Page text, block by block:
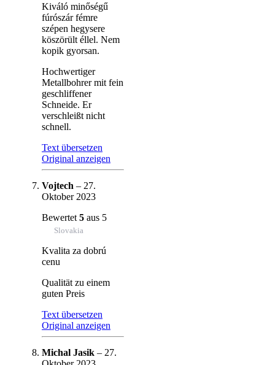
Kiváló minőségű
fúrószár fémre
szépen hegysere
köszörült éllel. Nem
kopik gyorsan.
Hochwertiger
Metallbohrer mit fein
geschliffener
Schneide. Er
verschleißt nicht
schnell.
Text übersetzen
Original anzeigen
Vojtech – 27.
Oktober 2023
Bewertet 5 aus 5
Slovakia
Kvalita za dobrú
cenu
Qualität zu einem
guten Preis
Text übersetzen
Original anzeigen
Michal Jasik – 27.